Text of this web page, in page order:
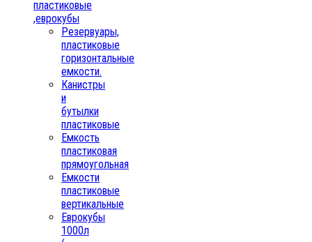
пластиковые
,еврокубы
Резервуары,
пластиковые
горизонтальные
емкости.
Канистры
и
бутылки
пластиковые
Емкость
пластиковая
прямоугольная
Емкости
пластиковые
вертикальные
Еврокубы
1000л